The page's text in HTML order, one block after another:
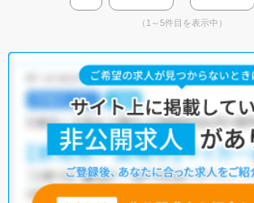
（1～5件目を表示中）